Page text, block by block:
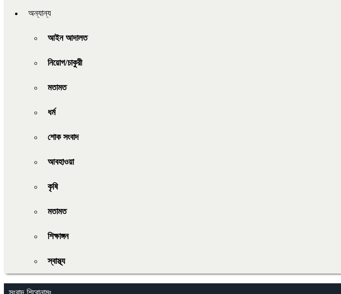
অন্যান্য
আইন আদালত
নিয়োগ/চাকুরী
মতামত
ধর্ম
শোক সংবাদ
আবহাওয়া
কৃষি
মতামত
শিক্ষাঙ্গন
স্বাস্থ্য